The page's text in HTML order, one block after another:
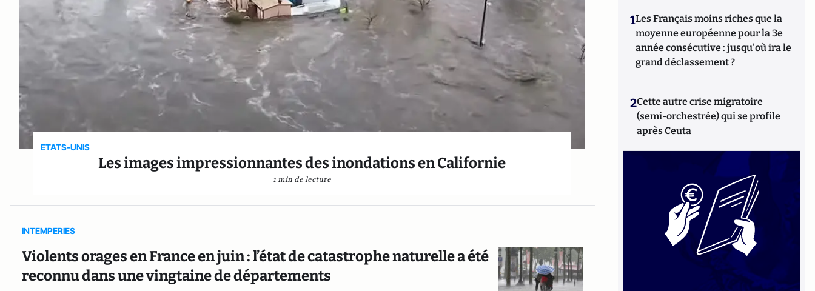
ETATS-UNIS
Les images impressionnantes des inondations en Californie
1 min de lecture
INTEMPERIES
Violents orages en France en juin : l’état de catastrophe naturelle a été
reconnu dans une vingtaine de départements
1Les Français moins riches que la
moyenne européenne pour la 3e
année consécutive : jusqu'où ira le
grand déclassement ?
2Cette autre crise migratoire
(semi-orchestrée) qui se profile
après Ceuta